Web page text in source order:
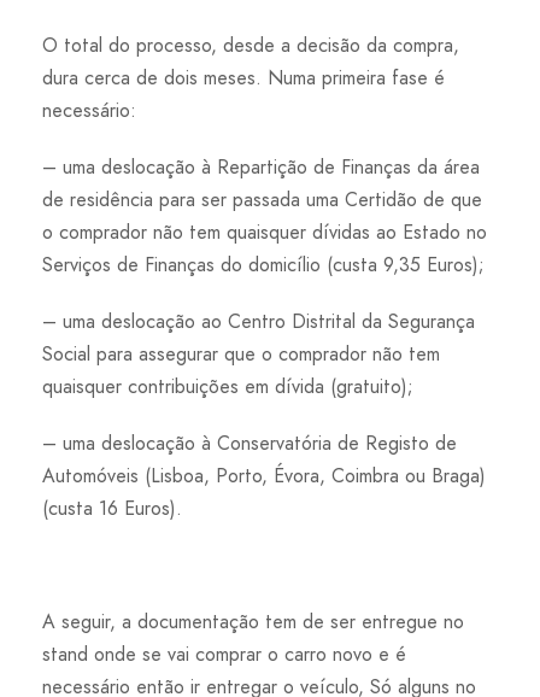
O total do processo, desde a decisão da compra,
dura cerca de dois meses. Numa primeira fase é
necessário:
– uma deslocação à Repartição de Finanças da área
de residência para ser passada uma Certidão de que
o comprador não tem quaisquer dívidas ao Estado no
Serviços de Finanças do domicílio (custa 9,35 Euros);
– uma deslocação ao Centro Distrital da Segurança
Social para assegurar que o comprador não tem
quaisquer contribuições em dívida (gratuito);
– uma deslocação à Conservatória de Registo de
Automóveis (Lisboa, Porto, Évora, Coimbra ou Braga)
(custa 16 Euros).
A seguir, a documentação tem de ser entregue no
stand onde se vai comprar o carro novo e é
necessário então ir entregar o veículo, Só alguns no